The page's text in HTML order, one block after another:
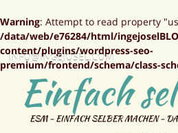
Warning: Attempt to read property
/data/web/e76284/html/
content/plugins/wordpress-seo-
premium/frontend/schema/class-
Einfach
ESM - EINFACH SELBER MACHEN -
INFO@INGEJOSEL.COM